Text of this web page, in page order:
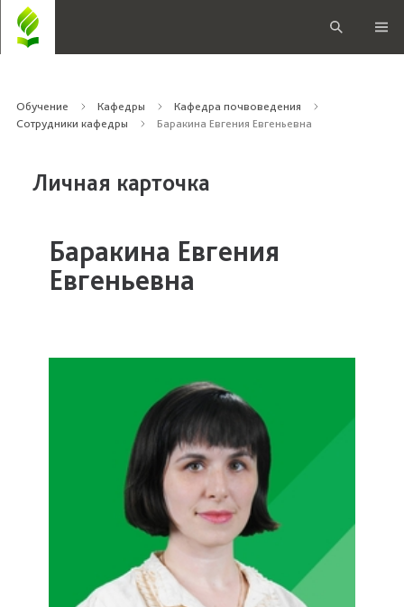
Обучение Кафедры
Кафедра почвоведения
Сотрудники кафедры
Баракина Евгения Евгеньевна
Личная карточка
Баракина Евгения
Евгеньевна